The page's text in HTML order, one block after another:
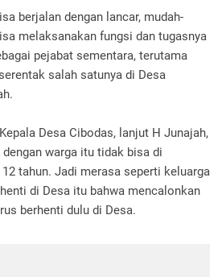
berjalan dengan lancar, mudah-
melaksanakan fungsi dan tugasnya
pejabat sementara, terutama
salah satunya di Desa
Desa Cibodas, lanjut H Junajah,
warga itu tidak bisa di
tahun. Jadi merasa seperti keluarga
di Desa itu bahwa mencalonkan
berhenti dulu di Desa.